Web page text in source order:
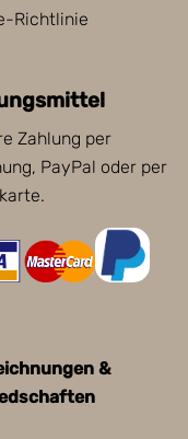
Richtlinie
Zahlung per
PayPal oder per
&